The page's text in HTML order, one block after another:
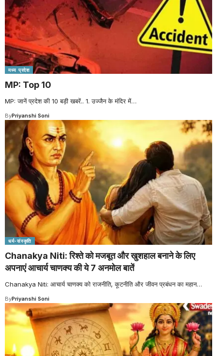
मध्य प्रदेश
MP: Top 10
MP: जानें प्रदेश की 10 बड़ी खबरें.. 1. उज्जैन के मंदिर में…
ByPriyanshi Soni
धर्म-संस्कृति
Chanakya Niti: रिश्ते को मजबूत और खुशहाल बनाने के लिए
अपनाएं आचार्य चाणक्य की ये 7 अनमोल बातें
Chanakya Niti: आचार्य चाणक्य को राजनीति, कूटनीति और जीवन प्रबंधन का महान…
ByPriyanshi Soni